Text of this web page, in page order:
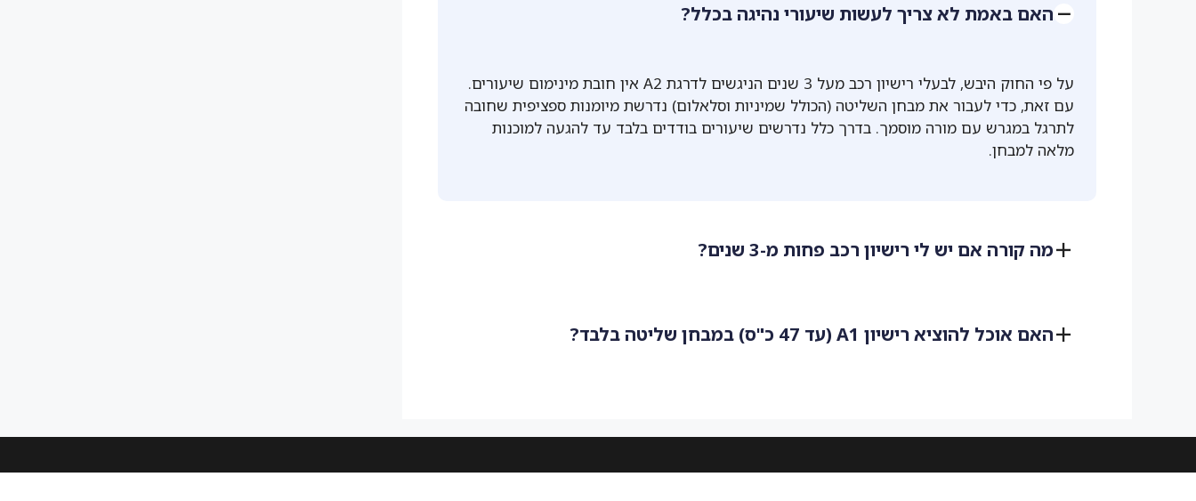
האם באמת לא צריך לעשות שיעורי נהיגה בכלל?
על פי החוק היבש, לבעלי רישיון רכב מעל 3 שנים הניגשים לדרגת A2 אין חובת מינימום שיעורים.
עם זאת, כדי לעבור את מבחן השליטה (הכולל שמיניות וסלאלום) נדרשת מיומנות ספציפית שחובה
לתרגל במגרש עם מורה מוסמך. בדרך כלל נדרשים שיעורים בודדים בלבד עד להגעה למוכנות
מלאה למבחן.
מה קורה אם יש לי רישיון רכב פחות מ-3 שנים ?
האם אוכל להוציא רישיון A1 (עד 47 כ"ס) במבחן שליטה בלבד?